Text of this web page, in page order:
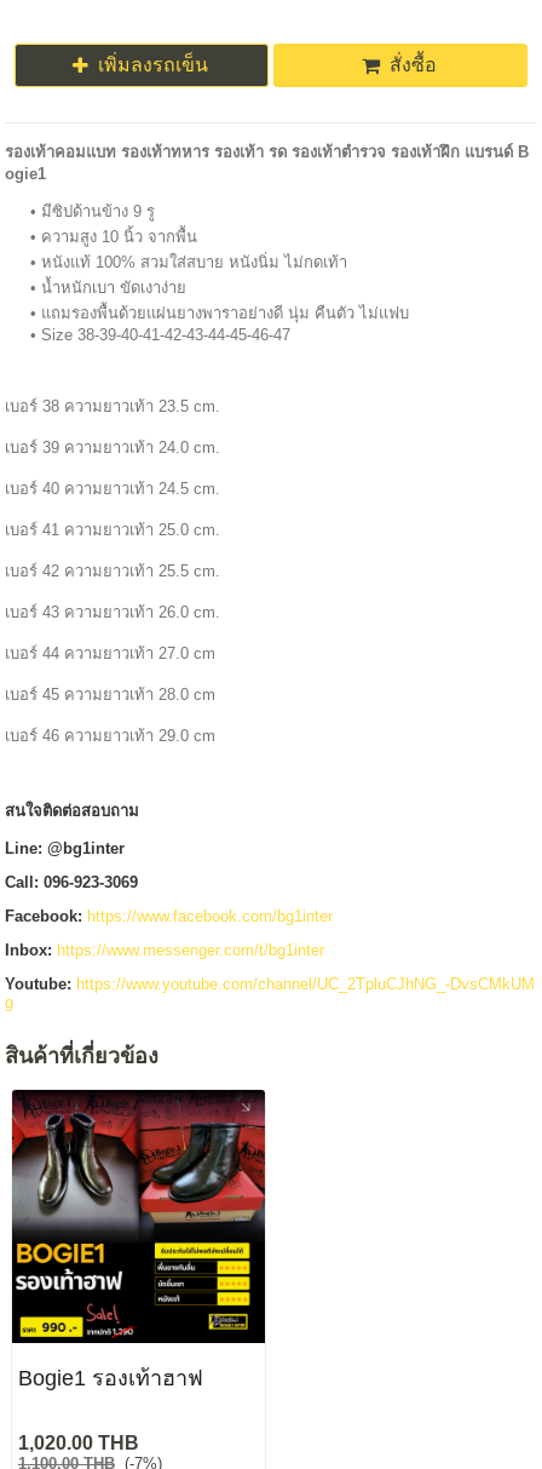
เพิ่มลงรถเข็น สั่งซื้อ
รองเท้าคอมแบท รองเท้าทหาร รองเท้า รด รองเท้าตำรวจ รองเท้าฝึก แบรนด์ B
ogie1
มีซิปด้านข้าง 9 รู
ความสูง 10 นิ้ว จากพื้น
หนังแท้ 100% สวมใส่สบาย หนังนิ่ม ไม่กดเท้า
น้ำหนักเบา ขัดเงาง่าย
แถมรองพื้นด้วยแผ่นยางพาราอย่างดี นุ่ม คืนตัว ไม่แฟบ
Size 38-39-40-41-42-43-44-45-46-47
เบอร์ 38 ความยาวเท้า 23.5 cm.
เบอร์ 39 ความยาวเท้า 24.0 cm.
เบอร์ 40 ความยาวเท้า 24.5 cm.
เบอร์ 41 ความยาวเท้า 25.0 cm.
เบอร์ 42 ความยาวเท้า 25.5 cm.
เบอร์ 43 ความยาวเท้า 26.0 cm.
เบอร์ 44 ความยาวเท้า 27.0 cm
เบอร์ 45 ความยาวเท้า 28.0 cm
เบอร์ 46 ความยาวเท้า 29.0 cm
สนใจติดต่อสอบถาม
Line: @bg1inter
Call: 096-923-3069
Facebook: https://www.facebook.com/bg1inter
Inbox: https://www.messenger.com/t/bg1inter
Youtube: https://www.youtube.com/channel/UC_2TpluCJhNG_-DvsCMkUM
g
สินค้าที่เกี่ยวข้อง
Bogie1 รองเท้าฮาฟ
1,020.00 THB
1,100.00 THB (-7%)